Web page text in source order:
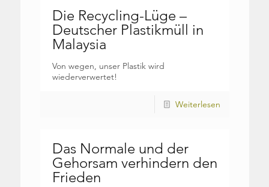
Die Recycling-Lüge –
Deutscher Plastikmüll in
Malaysia
Von wegen, unser Plastik wird
wiederverwertet!
Weiterlesen
Das Normale und der
Gehorsam verhindern den
Frieden